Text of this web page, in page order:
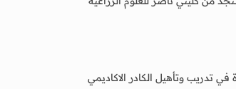
تدريب وتأهيل الكادر الاكاديمي